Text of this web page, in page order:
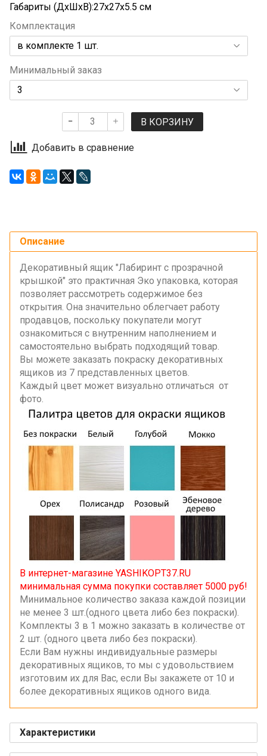
Габариты (ДхШхВ):27x27x5.5 см
Комплектация
Минимальный заказ
В КОРЗИНУ
Добавить в сравнение
Описание
Декоративный ящик "Лабиринт с прозрачной
крышкой" это практичная Эко упаковка, которая
позволяет рассмотреть содержимое без
открытия. Она значительно облегчает работу
продавцов, поскольку покупатели могут
ознакомиться с внутренним наполнением и
самостоятельно выбрать подходящий товар.
Вы можете заказать покраску декоративных
ящиков из 7 представленных цветов.
Каждый цвет может визуально отличаться от
фото.
В интернет-магазине YASHIKOPT37.RU
минимальная сумма покупки составляет 5000 руб!
Минимальное количество заказа каждой позиции
не менее 3 шт.(одного цвета либо без покраски).
Комплекты 3 в 1 можно заказать в количестве от
2 шт. (одного цвета либо без покраски).
Если Вам нужны индивидуальные размеры
декоративных ящиков, то мы с удовольствием
изготовим их для Вас, если Вы закажете от 10 и
более декоративных ящиков одного вида.
Характеристики